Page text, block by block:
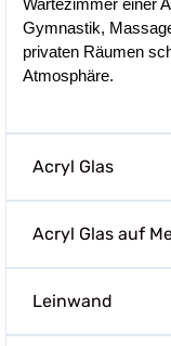
Wartezimmer einer
Gymnastik,
privaten Räumen
Atmosphäre.
Acryl Glas
Acryl Glas auf
Leinwand